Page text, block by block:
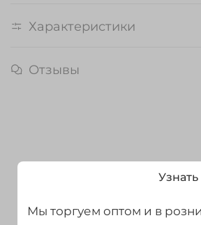
Характеристики
Отзывы
Мы торгуем оптом и в